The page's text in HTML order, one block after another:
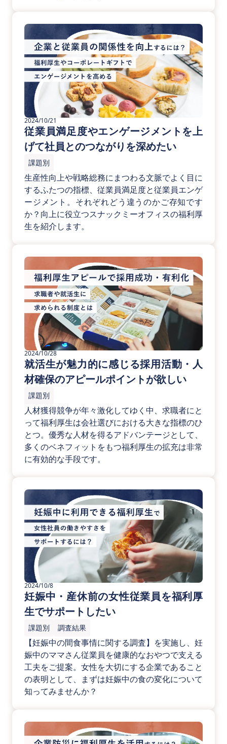
2024/10/21
従業員満足度やエンゲージメントを上
げて社員とのつながりを深めたい
課題別
生産性向上や戦略総務にまつわる文脈でよく目に
するふたつの指標、従業員満足度と従業員エンゲ
ージメント。それぞれどう違うのかご存知です
か？向上に役立つスナックミーオフィスの福利厚
生を紹介します。
2024/10/28
就活生が魅力的に感じる採用活動・人
材確保のアピールポイントが欲しい
課題別
人材獲得競争が年々激化してゆく中、求職者にと
って福利厚生は会社選びにおける大きな指標のひ
とつ。優秀な人材を得るアドバンテージとして、
多くのベネフィットをもつ福利厚生の拡充は非常
に有効的な手段です。
2024/10/8
妊娠中・産休前の女性従業員を福利厚
生でサポートしたい
課題別 調査結果
【妊娠中の間食事情に関する調査】を実施し、妊
娠中のママさん従業員を健康的なおやつで支える
工夫をご提案。女性を大切にする企業であること
の表明として、まずは妊娠中の食の変化について
知ってみませんか？